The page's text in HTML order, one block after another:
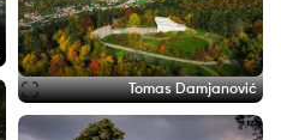
Tomas Damjanović